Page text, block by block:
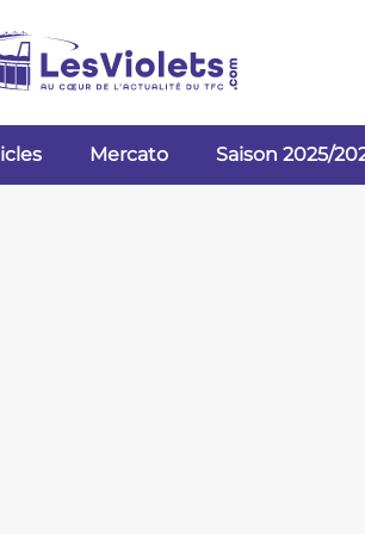
Mercato Saison 2025/